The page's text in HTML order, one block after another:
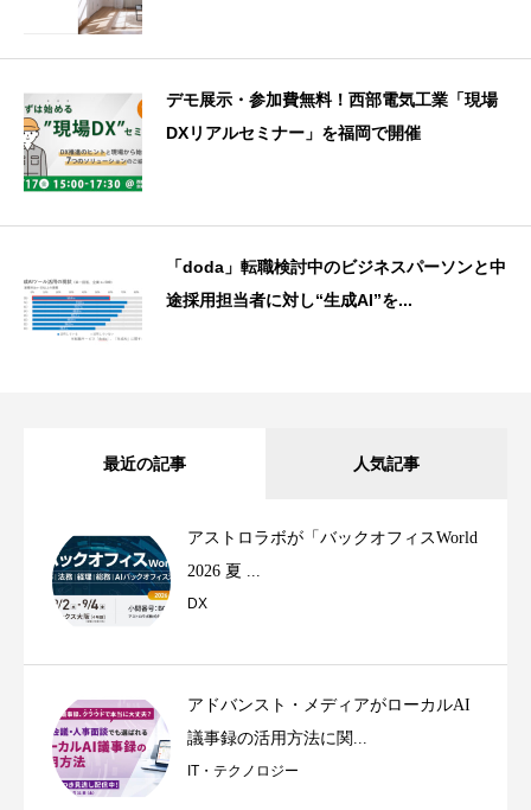
デモ展示・参加費無料！西部電気工業「現場
DXリアルセミナー」を福岡で開催
「doda」転職検討中のビジネスパーソンと中
途採用担当者に対し“生成AI”を...
最近の記事 人気記事
アストロラボが「バックオフィスWorld
2026 夏 ...
DX
アドバンスト・メディアがローカルAI
議事録の活用方法に関...
IT・テクノロジー